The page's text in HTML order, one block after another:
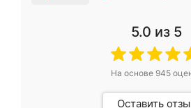
5.0 из 5
На основе 945
Оставить